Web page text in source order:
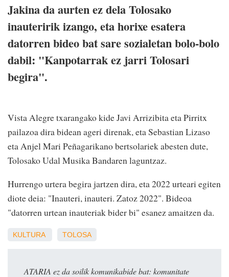
Jakina da aurten ez dela Tolosako
inauteririk izango, eta horixe esatera
datorren bideo bat sare sozialetan bolo-bolo
dabil: "Kanpotarrak ez jarri Tolosari
begira".
Vista Alegre txarangako kide Javi Arrizibita eta Pirritx
pailazoa dira bidean ageri direnak, eta Sebastian Lizaso
eta Anjel Mari Peñagarikano bertsolariek abesten dute,
Tolosako Udal Musika Bandaren laguntzaz.
Hurrengo urtera begira jartzen dira, eta 2022 urteari egiten
diote deia: "Inauteri, inauteri. Zatoz 2022". Bideoa
"datorren urtean inauteriak bider bi" esanez amaitzen da.
KULTURA TOLOSA
ATARIA ez da soilik komunikabide bat: komunitate